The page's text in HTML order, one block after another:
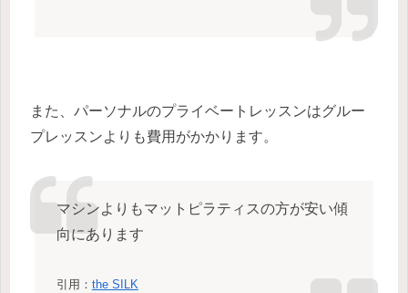
また、パーソナルのプライベートレッスンはグルー
プレッスンよりも費用がかかります。
マシンよりもマットピラティスの方が安い傾
向にあります
引用： the SILK